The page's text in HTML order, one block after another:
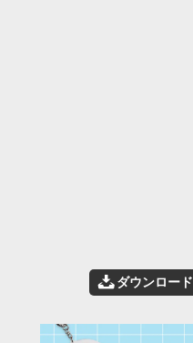
📥ダウンロード